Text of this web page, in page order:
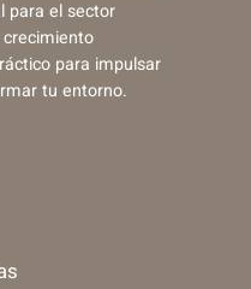
para el sector
para impulsar
tu entorno.